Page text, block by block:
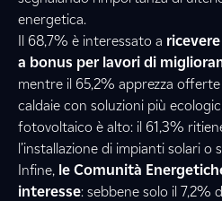
energetica.
Il 68,7% è interessato a
a bonus per lavori di
mentre il 65,2% apprezza
caldaie con soluzioni più
fotovoltaico è alto: il 61,3%
l’installazione di impianti solari o
Infine, le Comunità
interesse: sebbene solo il 7,2%